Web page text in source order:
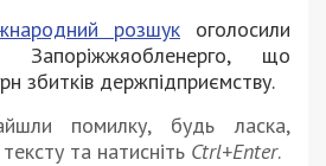
розшук оголосили
Запоріжжяобленерго, що
збитків держпідприємству.
помилку, будь ласка,
та натисніть Ctrl+Enter.